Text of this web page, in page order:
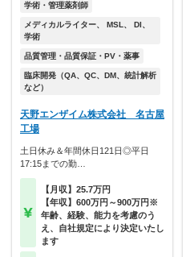
学術・管理薬剤師
メディカルライター、 MSL、 DI、
学術
品質管理・品質保証・PV・薬事
臨床開発（QA、QC、DM、統計解析
など）
天野エンザイム株式会社 名古屋
工場
土日休み＆年間休日121日◎平日
17:15までの勤…
【月収】25.7万円
【年収】600万円～900万円※
年齢、経験、能力を考慮のう
え、自社規定により決定いたし
ます